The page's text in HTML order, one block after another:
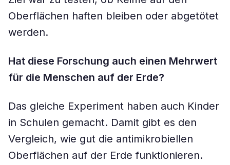
Oberflächen haften bleiben oder abgetötet
werden.
Hat diese Forschung auch einen Mehrwert
für die Menschen auf der Erde?
Das gleiche Experiment haben auch Kinder
in Schulen gemacht. Damit gibt es den
Vergleich, wie gut die antimikrobiellen
Oberflächen auf der Erde funktionieren.